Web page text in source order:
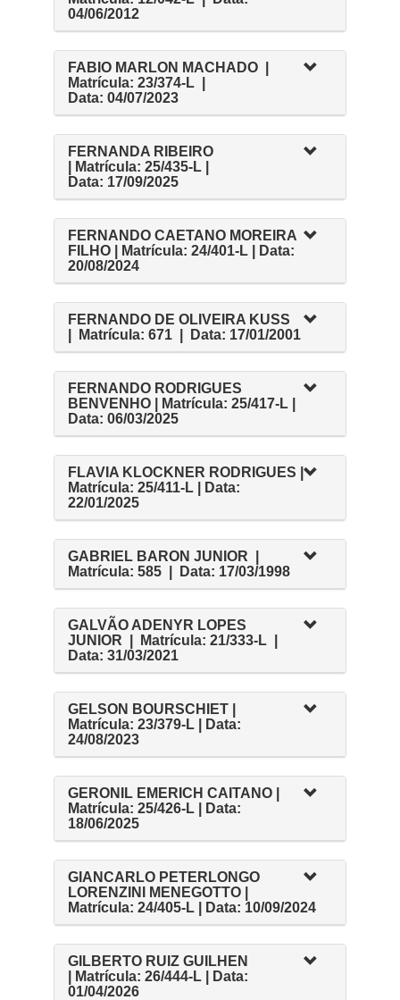
04/06/2012
FABIO MARLON MACHADO |
Matrícula: 23/374-L |
Data: 04/07/2023
FERNANDA RIBEIRO
| Matrícula: 25/435-L |
Data: 17/09/2025
FERNANDO CAETANO MOREIRA
FILHO | Matrícula: 24/401-L | Data:
20/08/2024
FERNANDO DE OLIVEIRA KUSS
| Matrícula: 671 | Data: 17/01/2001
FERNANDO RODRIGUES
BENVENHO | Matrícula: 25/417-L |
Data: 06/03/2025
FLAVIA KLOCKNER RODRIGUES |
Matrícula: 25/411-L | Data:
22/01/2025
GABRIEL BARON JUNIOR |
Matrícula: 585 | Data: 17/03/1998
GALVÃO ADENYR LOPES
JUNIOR | Matrícula: 21/333-L |
Data: 31/03/2021
GELSON BOURSCHIET |
Matrícula: 23/379-L | Data:
24/08/2023
GERONIL EMERICH CAITANO |
Matrícula: 25/426-L | Data:
18/06/2025
GIANCARLO PETERLONGO
LORENZINI MENEGOTTO |
Matrícula: 24/405-L | Data: 10/09/2024
GILBERTO RUIZ GUILHEN
| Matrícula: 26/444-L | Data:
01/04/2026